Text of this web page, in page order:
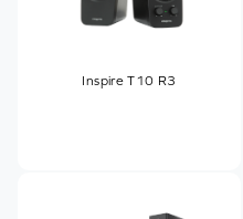
Inspire T10 R3